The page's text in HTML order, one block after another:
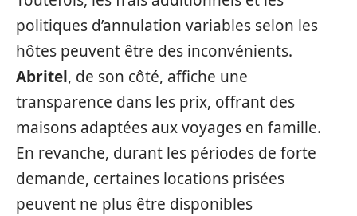
politiques d’annulation variables selon les
hôtes peuvent être des inconvénients.
Abritel, de son côté, affiche une
transparence dans les prix, offrant des
maisons adaptées aux voyages en famille.
En revanche, durant les périodes de forte
demande, certaines locations prisées
peuvent ne plus être disponibles